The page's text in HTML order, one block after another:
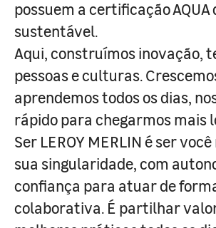
possuem a certificação AQUA
sustentável.
Aqui, construímos inovação,
pessoas e culturas.
aprendemos todos os dias,
rápido para chegarmos mais
Ser LEROY MERLIN é ser
sua singularidade, com
confiança para atuar de
colaborativa. É partilhar